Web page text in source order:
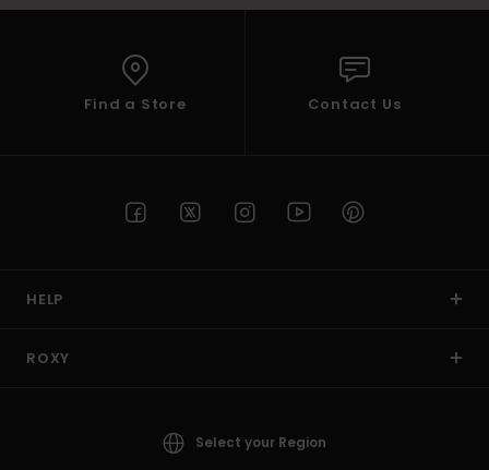
Find a Store Contact Us
HELP
ROXY
Select your Region